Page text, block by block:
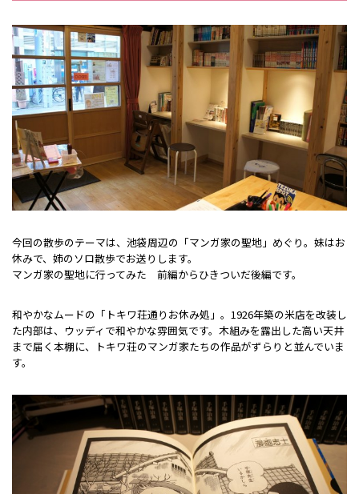
今回の散歩のテーマは、池袋周辺の「マンガ家の聖地」めぐり。妹はお
休みで、姉のソロ散歩でお送りします。
マンガ家の聖地に行ってみた 前編からひきついだ後編です。
和やかなムードの「トキワ荘通りお休み処」。1926年築の米店を改装し
た内部は、ウッディで和やかな雰囲気です。木組みを露出した高い天井
まで届く本棚に、トキワ荘のマンガ家たちの作品がずらりと並んでいま
す。